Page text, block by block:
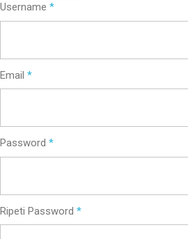
Username *
Email *
Password *
Ripeti Password *